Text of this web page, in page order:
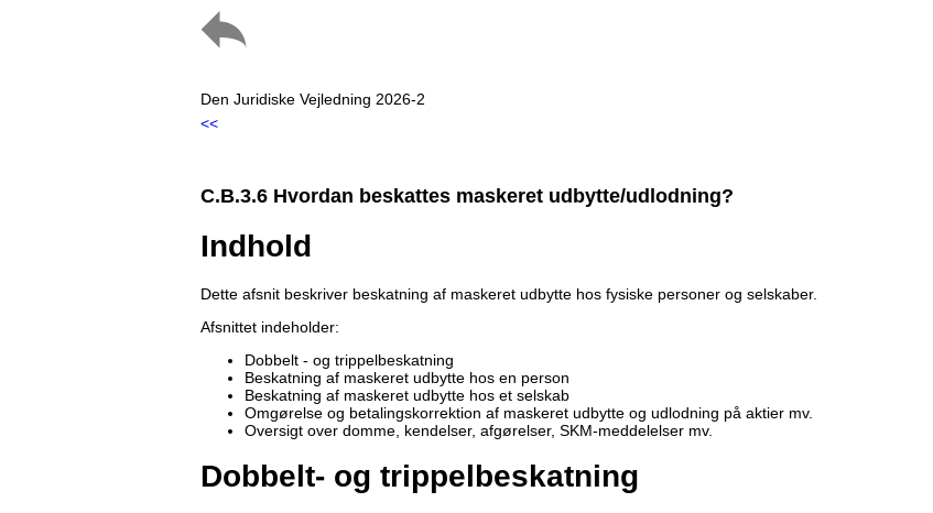
Den Juridiske Vejledning 2026-2
<<
C.B.3.6 Hvordan beskattes maskeret udbytte/udlodning?
Indhold
Dette afsnit beskriver beskatning af maskeret udbytte hos fysiske personer og selskaber.
Afsnittet indeholder:
Dobbelt - og trippelbeskatning
Beskatning af maskeret udbytte hos en person
Beskatning af maskeret udbytte hos et selskab
Omgørelse og betalingskorrektion af maskeret udbytte og udlodning på aktier mv.
Oversigt over domme, kendelser, afgørelser, SKM-meddelelser mv.
Dobbelt- og trippelbeskatning